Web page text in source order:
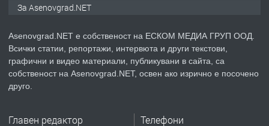
преди 2 години
ПРЕДЛАГА
Давам индивидуалани уроци по
За Asenovgrad.NET
Asenovgrad.NET е собственост на ЕСКОМ МЕДИА ГРУП ООД.
Всички статии, репортажи, интервюта и други текстови,
графични и видео материали, публикувани в сайта, са
собственост на Asenovgrad.NET, освен ако изрично е посочено
друго.
Главен редактор Телефони